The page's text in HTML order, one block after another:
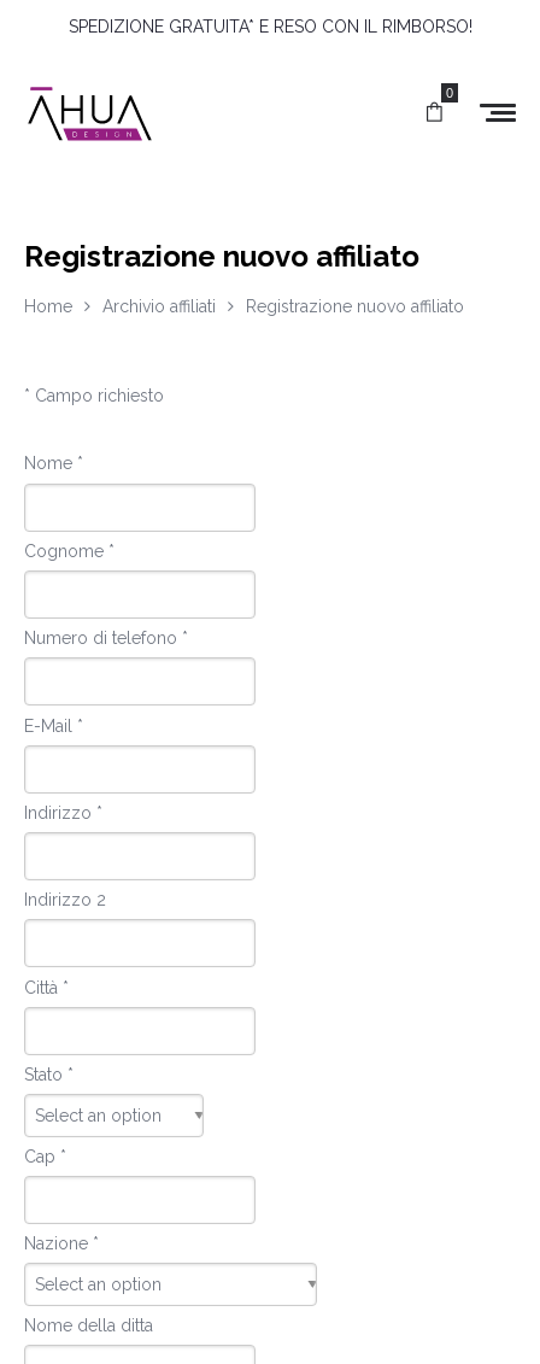
SPEDIZIONE GRATUITA* E RESO CON IL RIMBORSO!
0
Registrazione nuovo affiliato
Home Archivio affiliati Registrazione nuovo affiliato
* Campo richiesto
Nome *
Cognome *
Numero di telefono *
E-Mail *
Indirizzo *
Indirizzo 2
Città *
Stato *
Cap *
Nazione *
Nome della ditta